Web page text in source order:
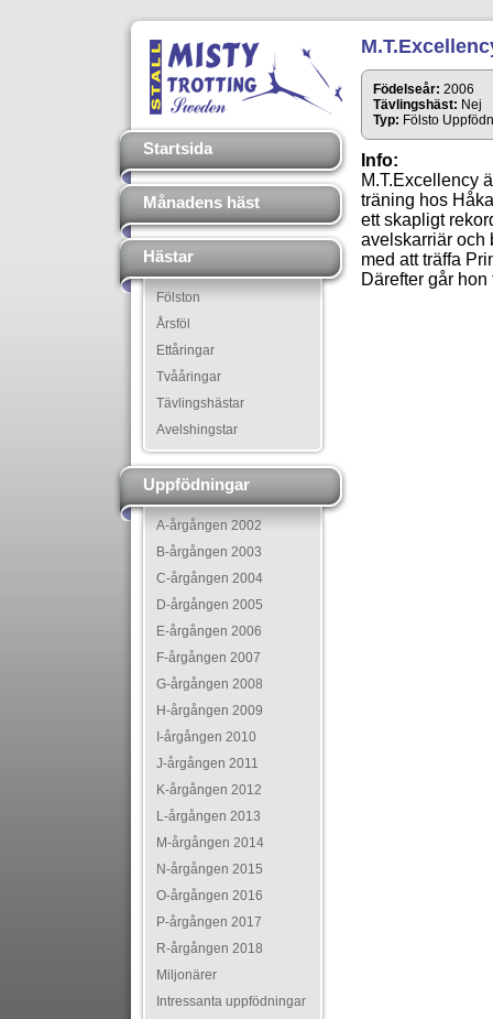
Startsida
Månadens häst
Hästar
Fölston
Årsföl
Ettåringar
Tvååringar
Tävlingshästar
Avelshingstar
Uppfödningar
A-årgången 2002
B-årgången 2003
C-årgången 2004
D-årgången 2005
E-årgången 2006
F-årgången 2007
G-årgången 2008
H-årgången 2009
I-årgången 2010
J-årgången 2011
K-årgången 2012
L-årgången 2013
M-årgången 2014
N-årgången 2015
O-årgången 2016
P-årgången 2017
R-årgången 2018
Miljonärer
Intressanta uppfödningar
Födelseår: 2006
Tävlingshäst: Nej
Typ: Fölsto
Info:
M.T.Excellency
träning hos
ett skapligt
avelskarriär och
med att träffa
Därefter går